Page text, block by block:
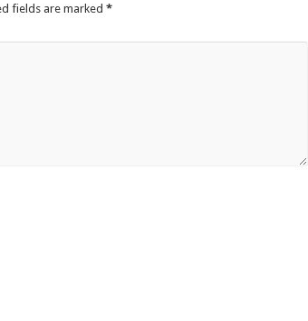
fields are marked *